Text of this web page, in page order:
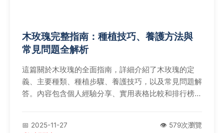
木玫瑰完整指南：種植技巧、養護方法與
常見問題全解析
這篇關於木玫瑰的全面指南，詳細介紹了木玫瑰的定
義、主要種類、種植步驟、養護技巧，以及常見問題解
答。內容包含個人經驗分享、實用表格比較和排行榜，
無論您是園藝愛好者還是初學者，都能獲得有價值的知
📅 2025-11-27 👁️ 579次瀏覽